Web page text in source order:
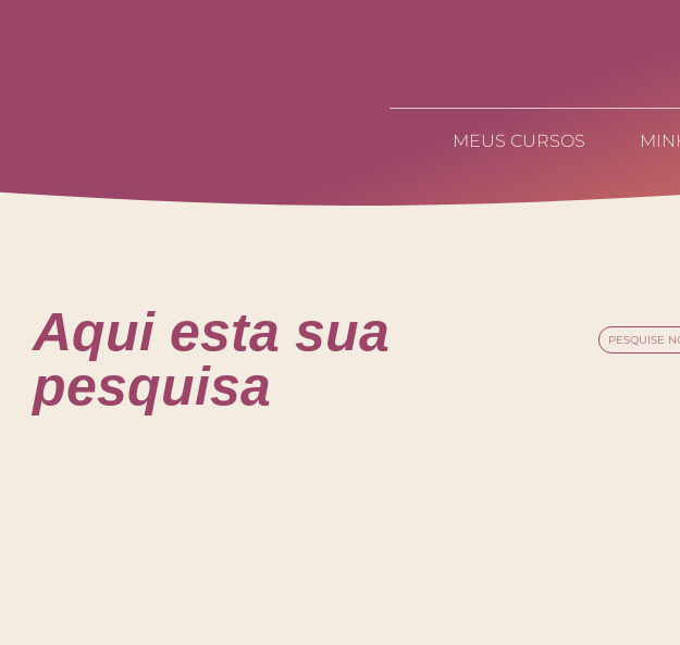
MEUS CURSOS
Aqui esta sua
pesquisa